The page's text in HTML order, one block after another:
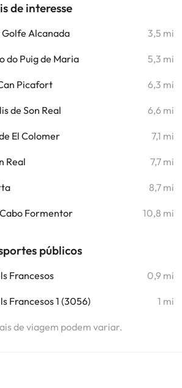
de interesse
Golfe Alcanada 3,5 mi
do Puig de Maria 5,3 mi
Picafort 6,3 mi
de Son Real 6,6 mi
El Colomer 7,1 mi
Real 7,7 mi
8,7 mi
Formentor 10,8 mi
públicos
Francesos 0,9 mi
Francesos 1 (3056) 1 mi
de viagem podem variar.